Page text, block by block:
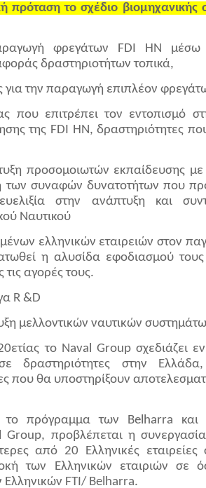
το σχέδιο βιομηχανικής
φρεγάτων FDI HN μέσω
δραστηριοτήτων τοπικά,
για την παραγωγή επιπλέον
που επιτρέπει τον εντοπισμό
της FDI HN, δραστηριότητες
προσομοιωτών εκπαίδευσης
των συναφών δυνατοτήτων που
στην ανάπτυξη και
Ναυτικού
ελληνικών εταιρειών στον
η αλυσίδα εφοδιασμού
αγορές τους.
R &D
μελλοντικών ναυτικών
το Naval Group σχεδιάζει
δραστηριότητες στην
που θα υποστηρίξουν
το πρόγραμμα των Belharra και
προβλέπεται η
από 20 Ελληνικές
των Ελληνικών εταιριών σε
FTI/ Belharra.